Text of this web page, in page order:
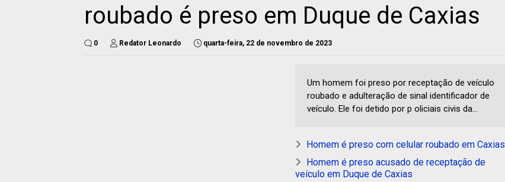
roubado é preso em Duque de Caxias
0 Redator Leonardo quarta-feira, 22 de novembro de 2023
Um homem foi preso por receptação de veículo
roubado e adulteração de sinal identificador de
veículo. Ele foi detido por p oliciais civis da...
Homem é preso com celular roubado em Caxias
Homem é preso acusado de receptação de
veículo em Duque de Caxias